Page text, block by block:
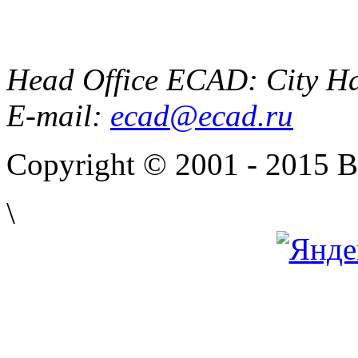
Head Office ECAD: City
E-mail: ecad@ecad.ru
Copyright © 2001 - 2015
\